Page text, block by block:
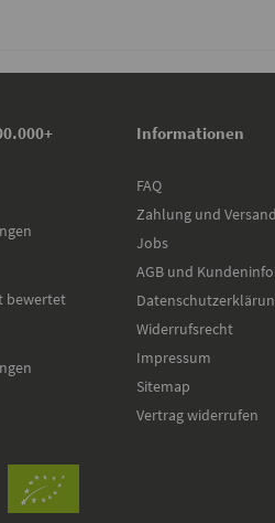
bewertet
Informationen
FAQ
Zahlung und Versand
Jobs
AGB und
Widerrufsrecht
Impressum
Sitemap
Vertrag widerrufen